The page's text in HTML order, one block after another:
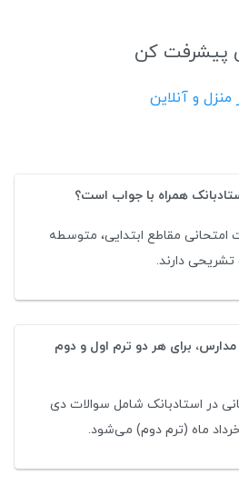
پیشرفت کن
و آنلاین
همراه با جواب است؟
امتحانی مقاطع ابتدایی، متوسطه
دارند.
مدارس، برای هر دو ترم اول و دوم
در استادبانک شامل سوالات دی
ماه (ترم دوم) می‌شود.